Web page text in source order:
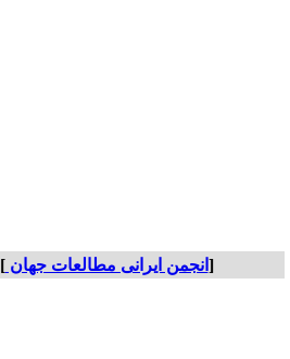
انجمن ایرانی مطالعات جهان] [